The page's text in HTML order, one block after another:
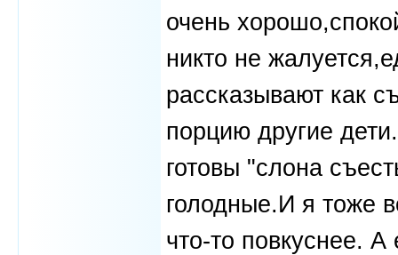
очень
никто не
рассказывают как
порцию другие
готовы "слона
голодные.И я тоже
что-то повкуснее.